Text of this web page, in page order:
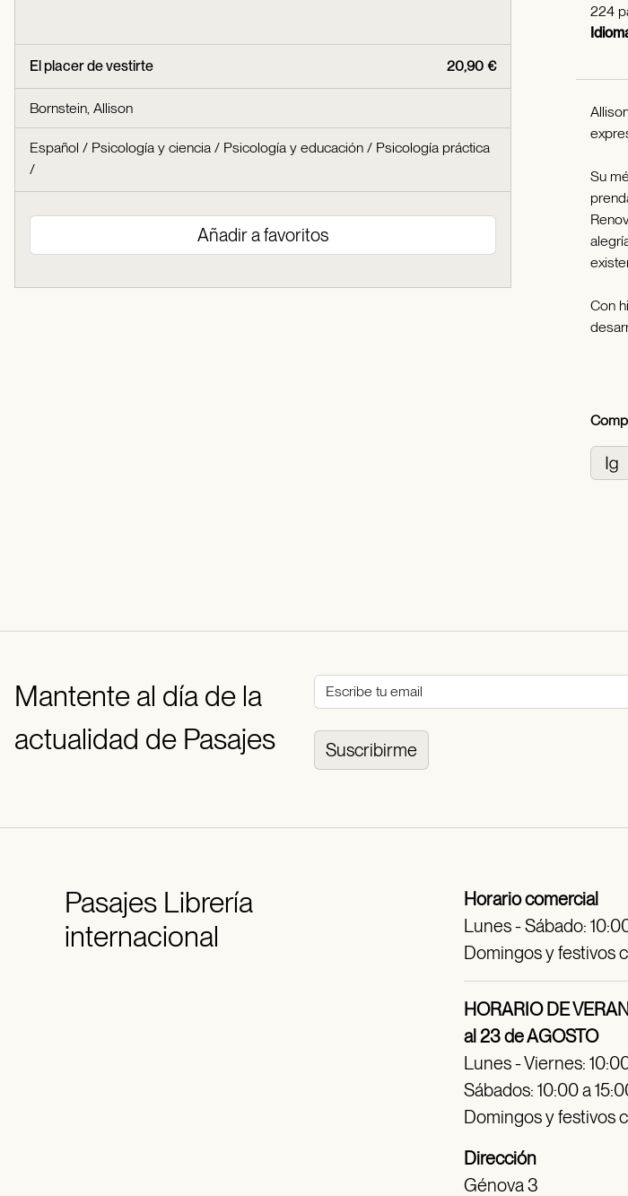
20,90 €
El placer de vestirte
Bornstein, Allison
Español / Psicología y ciencia / Psicología y educación / Psicología práctica
/
Añadir a favoritos
224
Su
Con
Mantente al día de la
actualidad de Pasajes
Suscribirme
PasajesLibrería
internacional
Horario comercial
Lunes - Sábado:
Domingos y festivos
HORARIO DE
al 23 de AGOSTO
Lunes - Viernes:
Sábados: 10:00 a
Domingos y festivos
Dirección
Génova 3